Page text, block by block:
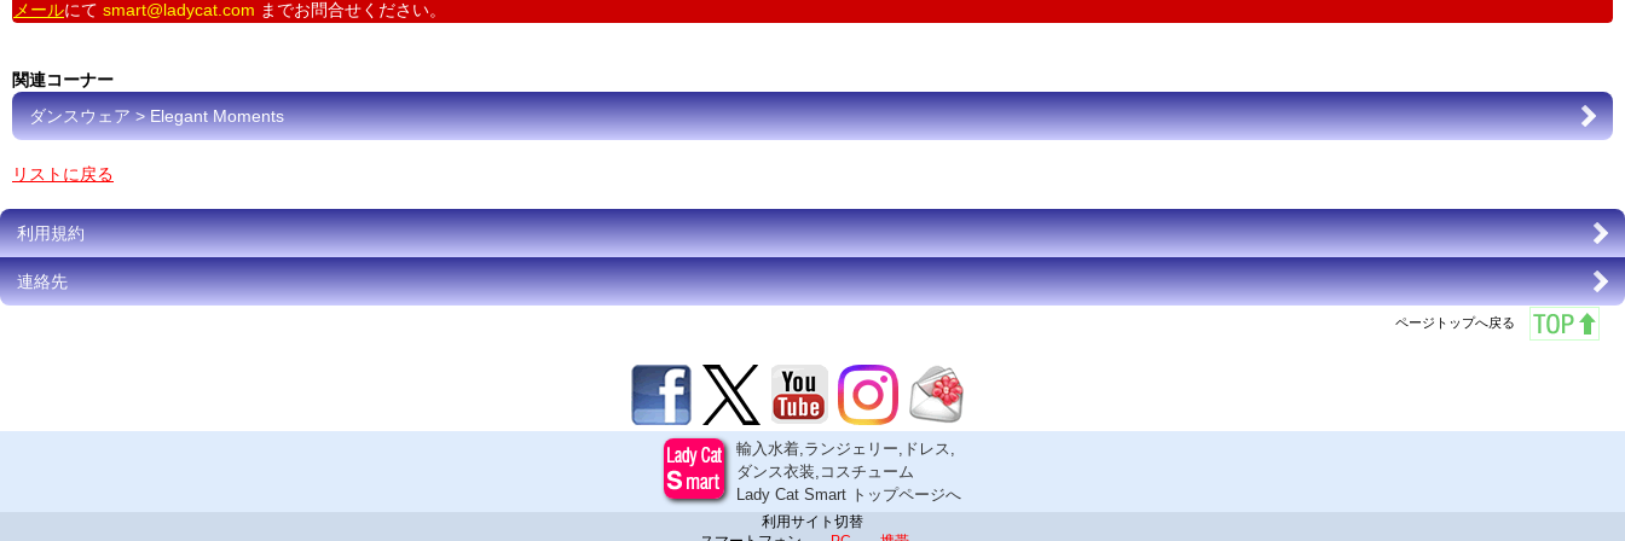
メールにて smart@ladycat.com までお問合せください。
関連コーナー
ダンスウェア > Elegant Moments
リストに戻る
利用規約
連絡先
ページトップへ戻る
輸入水着,ランジェリー,ドレス,
ダンス衣装,コスチューム
Lady Cat Smart トップページへ
利用サイト切替